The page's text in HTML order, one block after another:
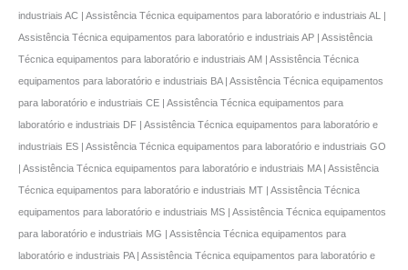
industriais AC | Assistência Técnica equipamentos para laboratório e industriais AL |
Assistência Técnica equipamentos para laboratório e industriais AP | Assistência
Técnica equipamentos para laboratório e industriais AM | Assistência Técnica
equipamentos para laboratório e industriais BA | Assistência Técnica equipamentos
para laboratório e industriais CE | Assistência Técnica equipamentos para
laboratório e industriais DF | Assistência Técnica equipamentos para laboratório e
industriais ES | Assistência Técnica equipamentos para laboratório e industriais GO
| Assistência Técnica equipamentos para laboratório e industriais MA | Assistência
Técnica equipamentos para laboratório e industriais MT | Assistência Técnica
equipamentos para laboratório e industriais MS | Assistência Técnica equipamentos
para laboratório e industriais MG | Assistência Técnica equipamentos para
laboratório e industriais PA | Assistência Técnica equipamentos para laboratório e